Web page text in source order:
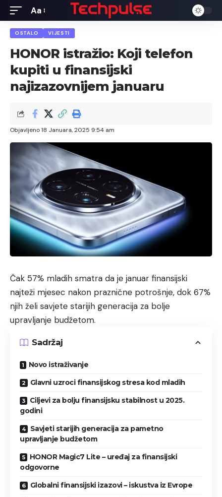
Font
Resizer
Aa
OSTALO VIJESTI
HONOR istražio: Koji telefon
kupiti u finansijski
najizazovnijem januaru
Objavljeno 18 Januara, 2025 9:54 am
Čak 57% mladih smatra da je januar finansijski
najteži mjesec nakon praznične potrošnje, dok 67%
njih želi savjete starijih generacija za bolje
upravljanje budžetom.
Sadržaj
Novo istraživanje
Glavni uzroci finansijskog stresa kod mladih
Ciljevi za bolju finansijsku stabilnost u 2025.
godini
Savjeti starijih generacija za pametno
upravljanje budžetom
HONOR Magic7 Lite – uređaj za finansijski
odgovorne
Globalni finansijski izazovi – iskustva iz Evrope